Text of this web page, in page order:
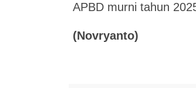
APBD murni tahun
(Novryanto)